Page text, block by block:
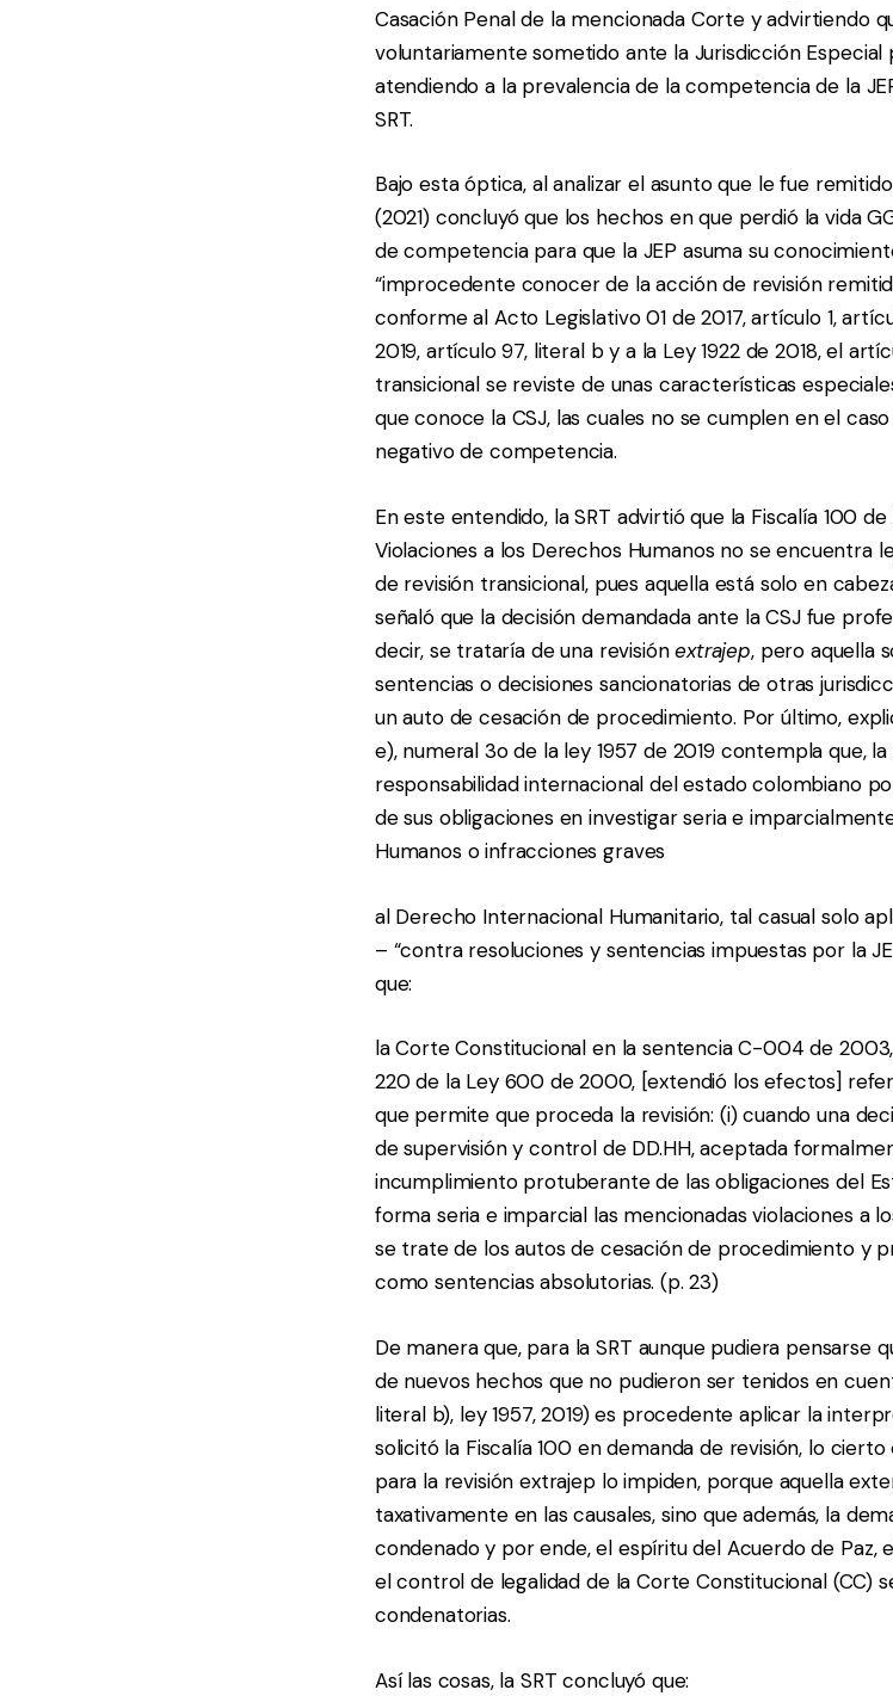
Casación Penal de la mencionada Corte y advirtiendo
voluntariamente sometido ante la Jurisdicción Especial
atendiendo a la prevalencia de la competencia de la
SRT.
Bajo esta óptica, al analizar el asunto que le fue
(2021) concluyó que los hechos en que perdió la vida
de competencia para que la JEP asuma su
“improcedente conocer de la acción de revisión
conforme al Acto Legislativo 01 de 2017, artículo 1,
2019, artículo 97, literal b y a la Ley 1922 de 2018, el
transicional se reviste de unas características
que conoce la CSJ, las cuales no se cumplen en el
negativo de competencia.
En este entendido, la SRT advirtió que la Fiscalía 100
Violaciones a los Derechos Humanos no se encuentra
de revisión transicional, pues aquella está solo en
señaló que la decisión demandada ante la CSJ fue
decir, se trataría de una revisiónextrajep, pero aquella
sentencias o decisiones sancionatorias de otras
un auto de cesación de procedimiento. Por último,
e), numeral 3o de la ley 1957 de 2019 contempla que,
responsabilidad internacional del estado colombiano
de sus obligaciones en investigar seria e
Humanos o infracciones graves
al Derecho Internacional Humanitario, tal casual solo
– “contra resoluciones y sentencias impuestas por la
que:
la Corte Constitucional en la sentencia C-004 de
220 de la Ley 600 de 2000, [extendió los efectos]
que permite que proceda la revisión: (i) cuando una
de supervisión y control de DD.HH, aceptada
incumplimiento protuberante de las obligaciones del
forma seria e imparcial las mencionadas violaciones a
se trate de los autos de cesación de procedimiento y
como sentencias absolutorias. (p. 23)
De manera que, para la SRT aunque pudiera pensarse
de nuevos hechos que no pudieron ser tenidos en
literal b), ley 1957, 2019) es procedente aplicar la
solicitó la Fiscalía 100 en demanda de revisión, lo
para la revisión extrajep lo impiden, porque aquella
taxativamente en las causales, sino que además, la
condenado y por ende, el espíritu del Acuerdo de Paz,
el control de legalidad de la Corte Constitucional (CC)
condenatorias.
Así las cosas, la SRT concluyó que: